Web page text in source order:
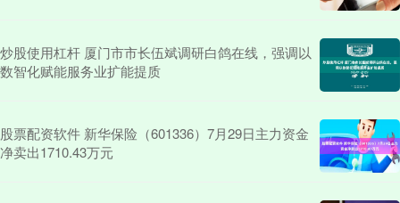
炒股使用杠杆 厦门市市长伍斌调研白鸽在线，强调以
数智化赋能服务业扩能提质
股票配资软件 新华保险（601336）7月29日主力资金
净卖出1710.43万元